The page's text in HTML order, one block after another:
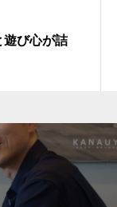
遊び心が詰